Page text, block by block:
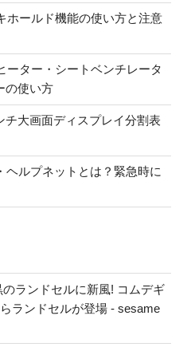
ホールド機能の使い方と注意
ーター・シートベンチレータ
の使い方
チ大画面ディスプレイ分割表
ヘルプネットとは？緊急時に
のランドセルに新風! コムデギ
ランドセルが登場 - sesame